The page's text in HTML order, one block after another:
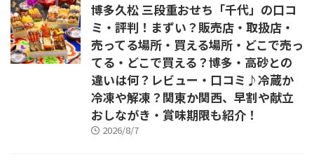
博多久松 三段重おせち「千代」の口コ
ミ・評判！まずい？販売店・取扱店・
売ってる場所・買える場所・どこで売っ
てる・どこで買える？博多・高砂との
違いは何？レビュー・口コミ♪冷蔵か
冷凍や解凍？関東か関西、早割や献立
おしながき・賞味期限も紹介！
2026/8/7